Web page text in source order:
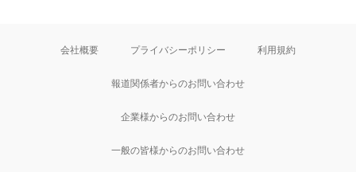
会社概要 プライバシーポリシー 利用規約
報道関係者からのお問い合わせ
企業様からのお問い合わせ
一般の皆様からのお問い合わせ